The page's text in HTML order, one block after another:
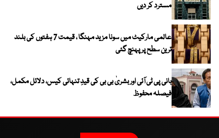
مسترد کر دیں
عالمی مارکیٹ میں سونا مزید مہنگا ، قیمت 7 ہفتوں کی بلند
ترین سطح پر پہنچ گئی
بانی پی ٹی آئی اور بشریٰ بی بی کی قیدِ تنہائی کیس، دلائل مکمل،
فیصلہ محفوظ